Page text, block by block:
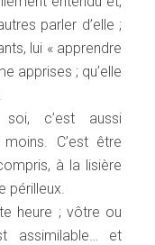
parler d’elle ;
lui « apprendre
apprises ; qu’elle
soi, c’est aussi
C’est être
à la lisière
périlleux.
heure ; vôtre ou
assimilable… et